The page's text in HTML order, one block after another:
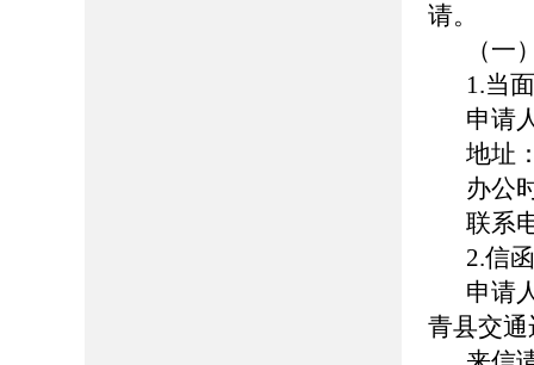
请。
（一
1.当
申请
地址
办公
联系
2.信
申请
青县交